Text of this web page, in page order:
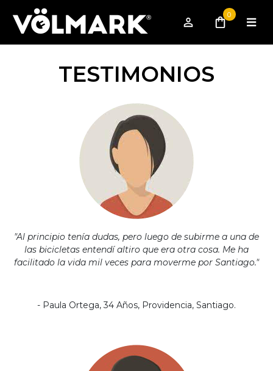
0
TESTIMONIOS
"Al principio tenía dudas, pero luego de subirme a una de
las bicicletas entendí altiro que era otra cosa. Me ha
facilitado la vida mil veces para moverme por Santiago."
- Paula Ortega, 34 Años, Providencia, Santiago.